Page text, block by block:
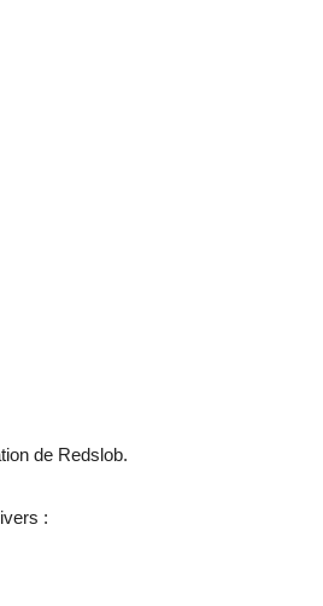
de Redslob.
: